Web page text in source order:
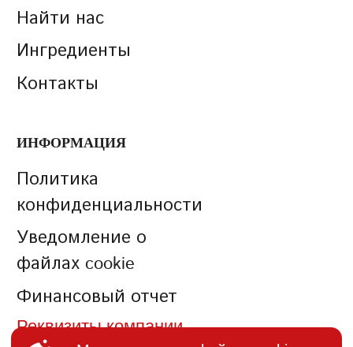
Найти нас
Ингредиенты
Контакты
ИНФОРМАЦИЯ
Политика
конфиденциальности
Уведомление о
файлах cookie
Финансовый отчет
Реквизиты компании